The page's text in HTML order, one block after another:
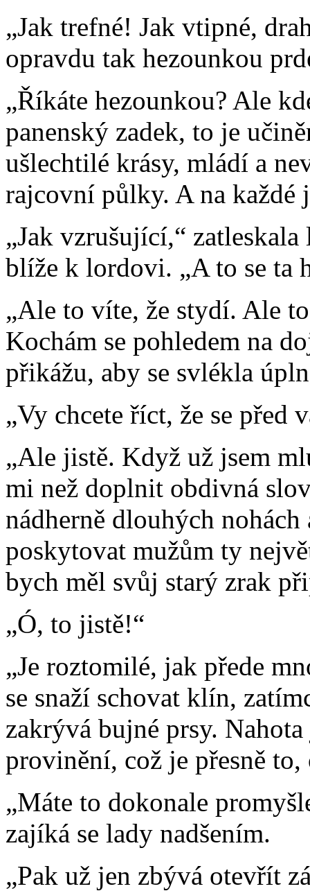
„Jak trefné! Jak vtipné,
opravdu tak hezounkou
„Říkáte hezounkou? Ale
panenský zadek, to je
ušlechtilé krásy, mládí a
rajcovní půlky. A na každé
„Jak vzrušující,“
blíže k lordovi. „A to se ta
„Ale to víte, že stydí. Ale
Kochám se pohledem na
přikážu, aby se svlékla
„Vy chcete říct, že se před
„Ale jistě. Když už jsem
mi než doplnit obdivná
nádherně dlouhých
poskytovat mužům ty
bych měl svůj starý zrak
„Ó, to jistě!“
„Je roztomilé, jak přede
se snaží schovat klín,
zakrývá bujné prsy.
provinění, což je přesně
„Máte to dokonale
zajíká se lady nadšením.
„Pak už jen zbývá otevřít